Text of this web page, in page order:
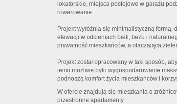
lokatorskie, miejsca postojowe w garażu
rowerowanie.
Projekt wyróżnia się minimalistyczną
elewacji w odcieniach bieli, beżu i
prywatność mieszkańców, a otaczająca
Projekt został opracowany w taki sposób,
temu możliwe było wygospodarowanie
podnoszą komfort życia mieszkańców i
W ofercie znajdują się mieszkania o
przestronne apartamenty.